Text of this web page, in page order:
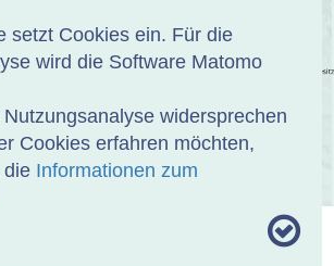
setzt Cookies ein. Für die
wird die Software Matomo
widersprechen
Cookies erfahren möchten,
die Informationen zum
SUCHE